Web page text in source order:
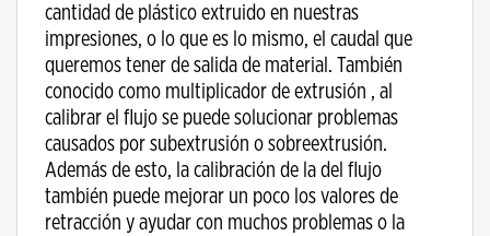
cantidad de plástico extruido en nuestras
impresiones, o lo que es lo mismo, el caudal que
queremos tener de salida de material. También
conocido como multiplicador de extrusión , al
calibrar el flujo se puede solucionar problemas
causados ​​por subextrusión o sobreextrusión.
Además de esto, la calibración de la del flujo
también puede mejorar un poco los valores de
retracción y ayudar con muchos problemas o la